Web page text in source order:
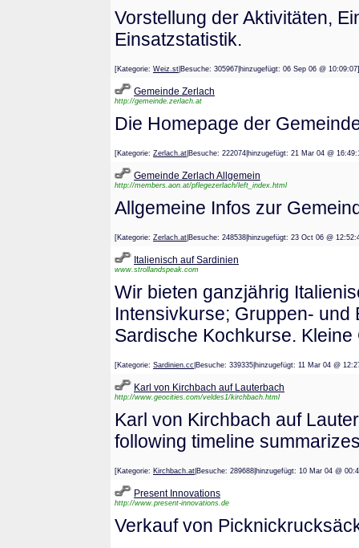
Vorstellung der Aktivitäten,
Einsatzstatistik.
[Kategorie: Weiz.st |Besuche: 305967|hinzugefügt: 06 Sep 06 @
Gemeinde Zerlach
http://gemeinde.zerlach.at
Die Homepage der
[Kategorie: Zerlach.at |Besuche: 222074|hinzugefügt: 21 Mar 04 @
Gemeinde Zerlach Allgemein
http://members.aon.at/pflegezerlach/left_index.html
Allgemeine Infos zur
[Kategorie: Zerlach.at |Besuche: 248538|hinzugefügt: 23 Oct 06 @
Italienisch auf Sardinien
www.strollandspeak.com
Wir bieten ganzjährig
Intensivkurse; Gruppen-
Sardische Kochkurse.
[Kategorie: Sardinien.cc |Besuche: 339335|hinzugefügt: 11 Mar 04
Karl von Kirchbach auf Lauterbach
http://www.geocities.com/veldes1/kirchbach.html
Karl von Kirchbach auf
following timeline
[Kategorie: Kirchbach.at |Besuche: 289688|hinzugefügt: 10 Mar 04
Present Innovations
http://www.present-innovations.de
Verkauf von